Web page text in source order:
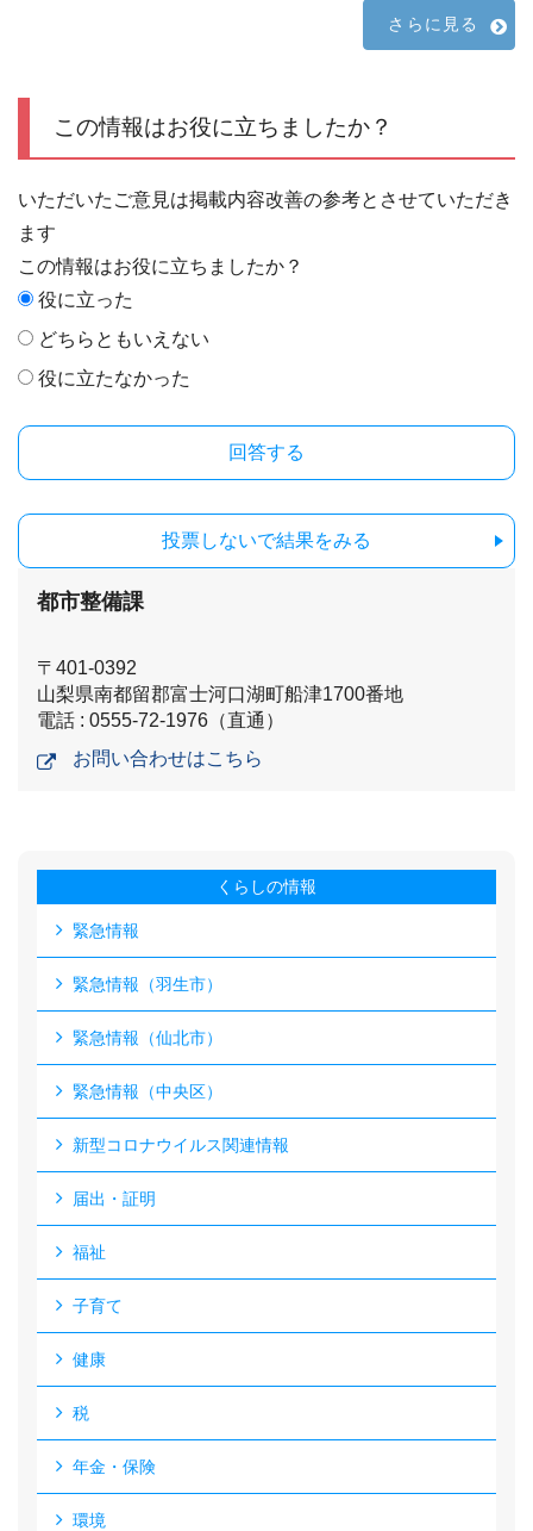
さらに見る
この情報はお役に立ちましたか？
いただいたご意見は掲載内容改善の参考とさせていただき
ます
この情報はお役に立ちましたか？
役に立った
どちらともいえない
役に立たなかった
投票しないで結果をみる
都市整備課
〒401-0392
山梨県南都留郡富士河口湖町船津1700番地
電話 : 0555-72-1976（直通）
お問い合わせはこちら
くらしの情報
緊急情報
緊急情報（羽生市）
緊急情報（仙北市）
緊急情報（中央区）
新型コロナウイルス関連情報
届出・証明
福祉
子育て
健康
税
年金・保険
環境